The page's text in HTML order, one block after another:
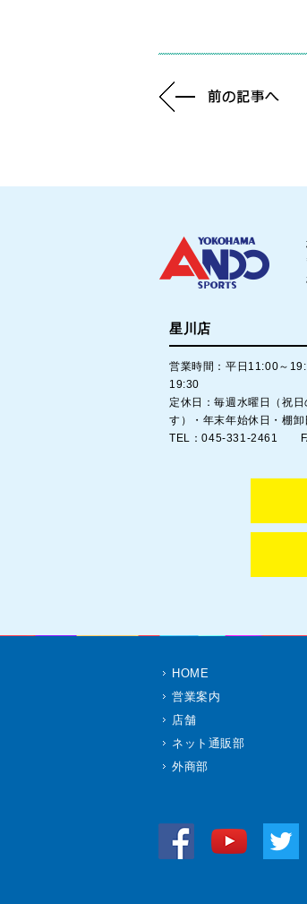
星川店
営業時間：平日11:00～
19:30
定休日：毎週水曜日（祝
す）・年末年始休日・棚卸
TEL：045-331-2461
HOME
営業案内
店舗
ネット通販部
外商部